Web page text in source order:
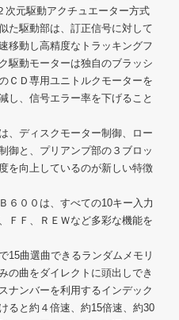
次元駆動アクチュエーター方式
た駆動部は、訂正信号に対して
移動し高精度なトラッキングフ
駆動モーターは独自のブラッシ
ＣＤ専用ユニトルクモーターを
し、信号エラー率を下げること
、ディスクモーター制御、ロー
御と、プリアンプ部の３ブロッ
を向上しているのが新しい特徴
６００は、すべての10キー入力
ＦＦ、ＲＥＷなど多彩な機能を
曲選曲できるランダムメモリ
の曲をダイレクトに頭出しでき
ナンバーを利用するインデック
ると約４倍速、約15倍速、約30